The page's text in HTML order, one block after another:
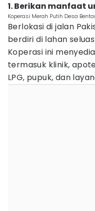
1. Berikan manfaat
Koperasi Merah Putih Desa
Berlokasi di jalan
berdiri di lahan
Koperasi ini
termasuk klinik,
LPG, pupuk, dan